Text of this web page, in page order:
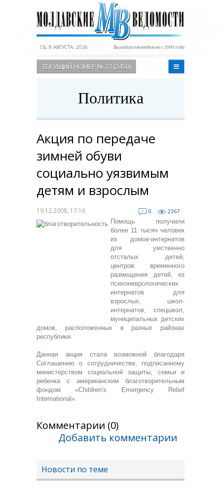
СБ, 8 АВГУСТА, 2026 Выходит еженедельно с 2000 года
ТЕКУЩИЙ НОМЕР № 27 (2450)
Политика
Акция по передаче
зимней обуви
социально уязвимым
детям и взрослым
19.12.2008, 17:16 0
2367
Помощь получили
более 11 тысяч человек
из домов-интернатов
для умственно
отсталых детей,
центров временного
размещения детей, из
психоневрологических
интернатов для
взрослых, школ-
интернатов, спецшкол,
муниципальных детских
домов, расположенных в разных районах
республики.
Данная акция стала возможной благодаря
Соглашению о сотрудничестве, подписанному
министерством социальной защиты, семьи и
ребенка с американским благотворительным
фондом «Children’s Emergency Relief
International».
Комментарии (0)
Добавить комментарии
Новости по теме